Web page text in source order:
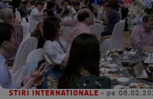
STIRI INTERNATIONALE • pe